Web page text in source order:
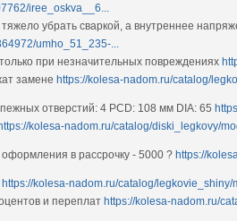
iree_oskva__6...
убрать сваркой, а внутреннее
umho_51_235-...
при незначительных повреждениях
замене https://kolesa-nadom.ru/catalog/
отверстий: 4 PCD: 108 мм DIA: 65
kolesa-nadom.ru/catalog/diski_legkovy/
в рассрочку - 5000 ? https://
https://kolesa-nadom.ru/catalog/legkovie_shiny/
и переплат https://kolesa-nadom.ru/